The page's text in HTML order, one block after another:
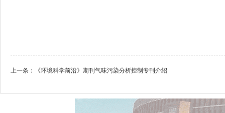
上一条： 《环境科学前沿》期刊气味污染分析控制专刊介绍